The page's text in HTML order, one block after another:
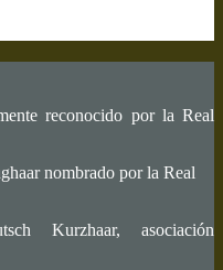
reconocido por la Real
nombrado por la Real
Kurzhaar, asociación